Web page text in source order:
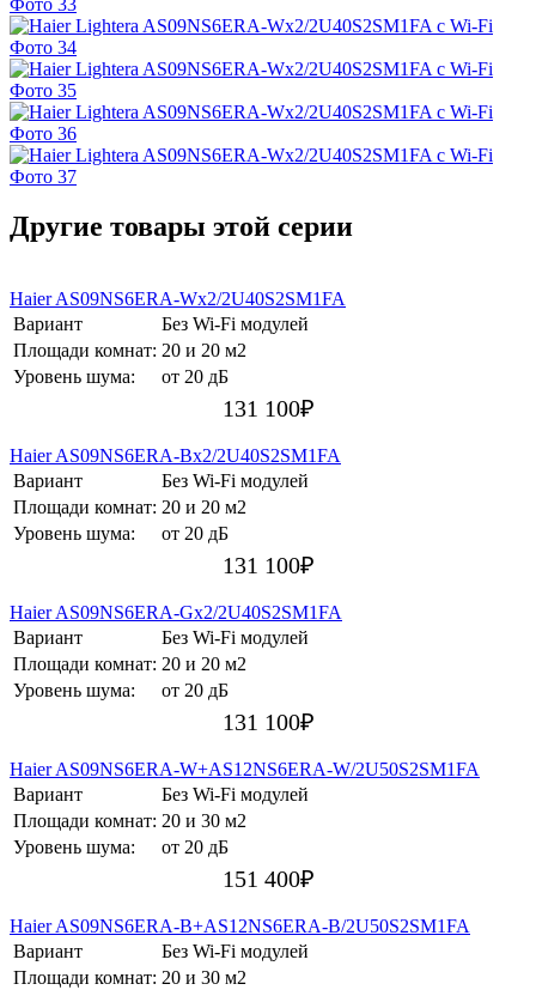
Другие товары этой серии
Haier AS09NS6ERA-Wх2/2U40S2SM1FA
Вариант
Без Wi-Fi модулей
Площади комнат: 20 и 20 м2
Уровень шума:
от 20 дБ
131 100₽
Haier AS09NS6ERA-Bх2/2U40S2SM1FA
Вариант
Без Wi-Fi модулей
Площади комнат: 20 и 20 м2
Уровень шума:
от 20 дБ
131 100₽
Haier AS09NS6ERA-Gх2/2U40S2SM1FA
Вариант
Без Wi-Fi модулей
Площади комнат: 20 и 20 м2
Уровень шума:
от 20 дБ
131 100₽
Haier AS09NS6ERA-W+AS12NS6ERA-W/2U50S2SM1FA
Вариант
Без Wi-Fi модулей
Площади комнат: 20 и 30 м2
Уровень шума:
от 20 дБ
151 400₽
Haier AS09NS6ERA-B+AS12NS6ERA-B/2U50S2SM1FA
Вариант
Без Wi-Fi модулей
Площади комнат: 20 и 30 м2